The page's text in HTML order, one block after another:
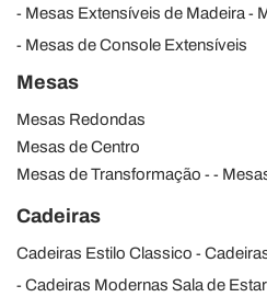
Mesas Extensíveis de Madeira
Mesas de Console Extensíveis
Mesas
Mesas Redondas
Mesas de Centro
Mesas de Transformação
Cadeiras
Cadeiras Estilo Classico
Cadeiras Modernas Sala de Estar